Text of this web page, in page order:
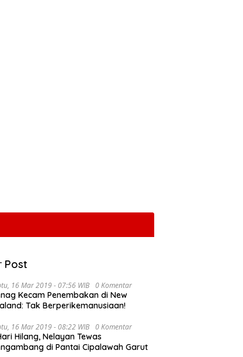
Post
16 Mar 2019 - 07:56 WIB 0 Komentar
Kecam Penembakan di New
Tak Berperikemanusiaan!
16 Mar 2019 - 08:22 WIB 0 Komentar
Hilang, Nelayan Tewas
di Pantai Cipalawah Garut